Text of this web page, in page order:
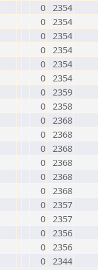
0 2354
0 2354
0 2354
0 2354
0 2354
0 2354
0 2359
0 2358
0 2368
0 2368
0 2368
0 2368
0 2368
0 2368
0 2357
0 2357
0 2356
0 2356
0 2344